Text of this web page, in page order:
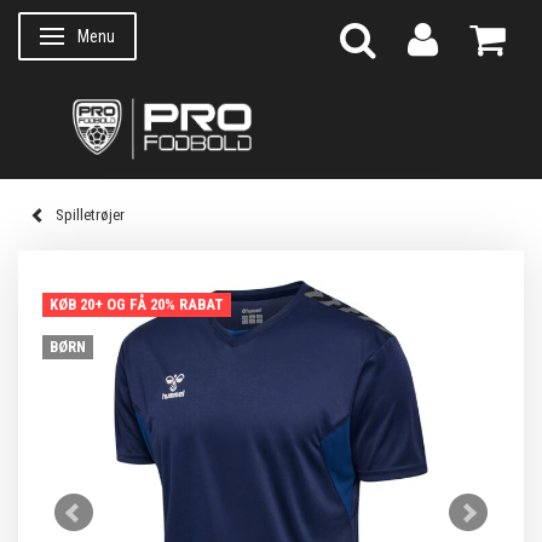
Skifte navigation
Menu
Spilletrøjer
KØB 20+ OG FÅ 20% RABAT
BØRN